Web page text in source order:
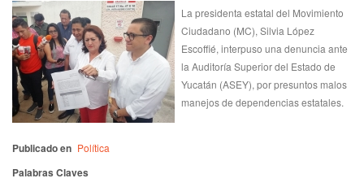
La presidenta estatal del Movimiento
Ciudadano (MC), Silvia López
Escoffié, interpuso una denuncia ante
la Auditoría Superior del Estado de
Yucatán (ASEY), por presuntos malos
manejos de dependencias estatales.
Publicado en Política
Palabras Claves